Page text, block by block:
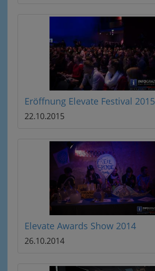
Eröffnung Elevate Festival 2015
22.10.2015
Elevate Awards Show 2014
26.10.2014